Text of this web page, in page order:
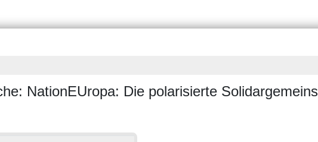
NationEUropa: Die polarisierte